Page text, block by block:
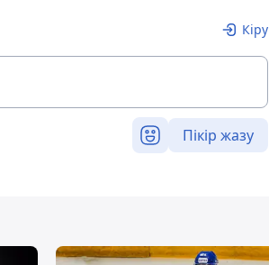
Кіру
Пікір жазу